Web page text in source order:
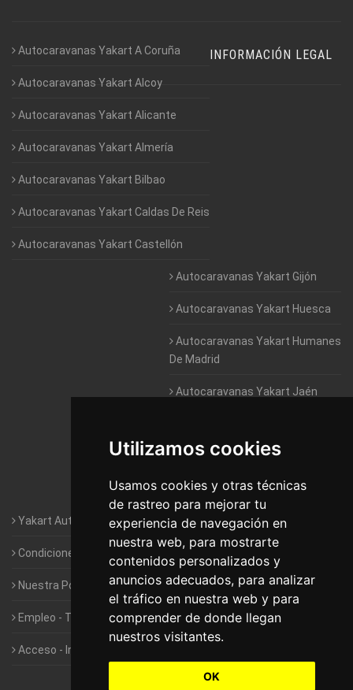
Utilizamos cookies
Usamos cookies y otras técnicas
de rastreo para mejorar tu
experiencia de navegación en
nuestra web, para mostrarte
contenidos personalizados y
anuncios adecuados, para analizar
el tráfico en nuestra web y para
comprender de donde llegan
nuestros visitantes.
OK
Autocaravanas Yakart A Coruña
Autocaravanas Yakart Alcoy
Autocaravanas Yakart Alicante
Autocaravanas Yakart Almería
Autocaravanas Yakart Bilbao
Autocaravanas Yakart Caldas De Reis
Autocaravanas Yakart Castellón
Autocaravanas Yakart Gijón
Autocaravanas Yakart Huesca
Autocaravanas Yakart Humanes
De Madrid
Autocaravanas Yakart Jaén
Autocaravanas Yakart Valencia
Autocaravanas Yakart Vitoria
INFORMACIÓN LEGAL
Yakart Autocaravanas · La empresa
Condiciones de Alquiler de Yakart
Nuestra Política de Privacidad
Empleo - Trabaja con nosotros
Acceso - Intranet de Franquiciados